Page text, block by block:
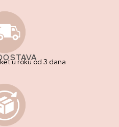
u roku od 3 dana